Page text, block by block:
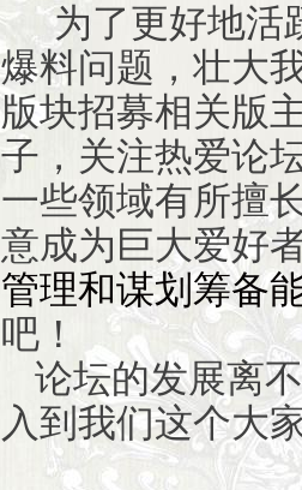
为了更好地活
爆料问题，壮大
版块招募相关版
子，关注热爱论
一些领域有所擅
意成为巨大爱好
管理和谋划筹备
吧！
论坛的发展离
入到我们这个大